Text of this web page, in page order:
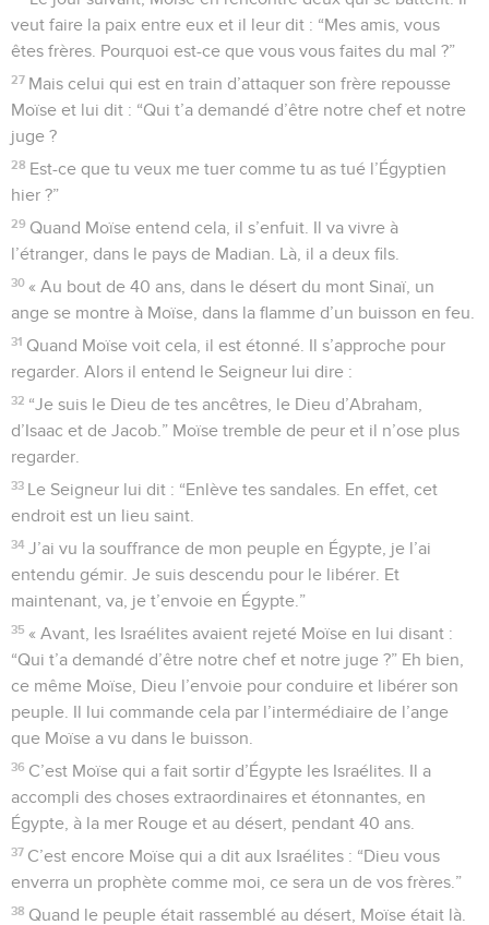
veut faire la paix entre eux et il leur dit : “Mes amis, vous
êtes frères. Pourquoi est-ce que vous vous faites du mal ?”
27 Mais celui qui est en train d’attaquer son frère repousse
Moïse et lui dit : “Qui t’a demandé d’être notre chef et notre
juge ?
28 Est-ce que tu veux me tuer comme tu as tué l’Égyptien
hier ?”
29 Quand Moïse entend cela, il s’enfuit. Il va vivre à
l’étranger, dans le pays de Madian. Là, il a deux fils.
30 « Au bout de 40 ans, dans le désert du mont Sinaï, un
ange se montre à Moïse, dans la flamme d’un buisson en feu.
31 Quand Moïse voit cela, il est étonné. Il s’approche pour
regarder. Alors il entend le Seigneur lui dire :
32 “Je suis le Dieu de tes ancêtres, le Dieu d’Abraham,
d’Isaac et de Jacob.” Moïse tremble de peur et il n’ose plus
regarder.
33 Le Seigneur lui dit : “Enlève tes sandales. En effet, cet
endroit est un lieu saint.
34 J’ai vu la souffrance de mon peuple en Égypte, je l’ai
entendu gémir. Je suis descendu pour le libérer. Et
maintenant, va, je t’envoie en Égypte.”
35 « Avant, les Israélites avaient rejeté Moïse en lui disant :
“Qui t’a demandé d’être notre chef et notre juge ?” Eh bien,
ce même Moïse, Dieu l’envoie pour conduire et libérer son
peuple. Il lui commande cela par l’intermédiaire de l’ange
que Moïse a vu dans le buisson.
36 C’est Moïse qui a fait sortir d’Égypte les Israélites. Il a
accompli des choses extraordinaires et étonnantes, en
Égypte, à la mer Rouge et au désert, pendant 40 ans.
37 C’est encore Moïse qui a dit aux Israélites : “Dieu vous
enverra un prophète comme moi, ce sera un de vos frères.”
38 Quand le peuple était rassemblé au désert, Moïse était là.